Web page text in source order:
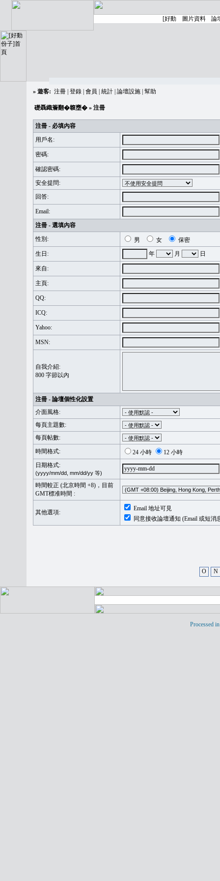
» 遊客: 注冊 登錄 會員 統計 論壇設施 幫助
礎聶織簷翻�䪖壅� » 注冊
注冊 - 必填內容
用戶名:
密碼:
確認密碼:
安全提問:
回答:
Email:
注冊 - 選填內容
性別:
男 女
保密
生日:
年 月 日
來自:
主頁:
QQ:
ICQ:
Yahoo:
MSN:
自我介紹:
800 字節以內
注冊 - 論壇個性化設置
介面風格:
每頁主題數:
每頁帖數:
時間格式:
24 小時
12 小時
日期格式:
(yyyy/mm/dd, mm/dd/yy 等)
時間較正 (北京時間 +8)，目前
GMT標准時間 :
其他選項:
Email 地址可見
同意接收論壇通知 (Email 或短消
O N
Processed